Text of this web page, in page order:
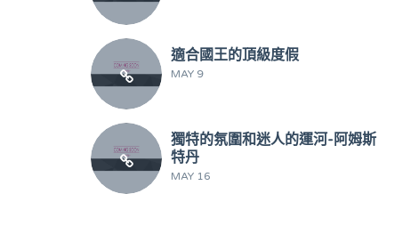
適合國王的頂級度假
MAY 9
獨特的氛圍和迷人的運河-阿姆斯
特丹
MAY 16